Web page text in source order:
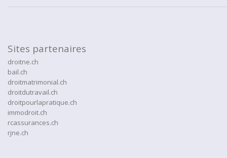
Sites partenaires
droitne.ch
bail.ch
droitmatrimonial.ch
droitdutravail.ch
droitpourlapratique.ch
immodroit.ch
rcassurances.ch
rjne.ch